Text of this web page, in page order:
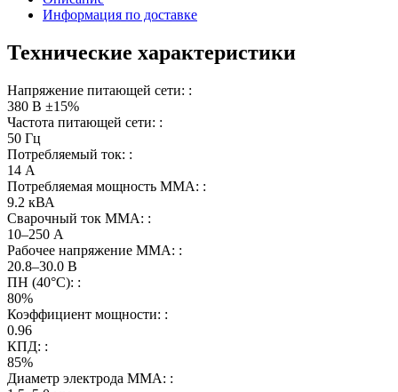
Информация по доставке
Технические характеристики
Напряжение питающей сети: :
380 В ±15%
Частота питающей сети: :
50 Гц
Потребляемый ток: :
14 А
Потребляемая мощность ММА: :
9.2 кВА
Сварочный ток MMA: :
10–250 А
Рабочее напряжение ММА: :
20.8–30.0 В
ПН (40°C): :
80%
Коэффициент мощности: :
0.96
КПД: :
85%
Диаметр электрода MMA: :